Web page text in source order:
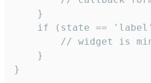
    }
if (state ==
// widget is
    }
}